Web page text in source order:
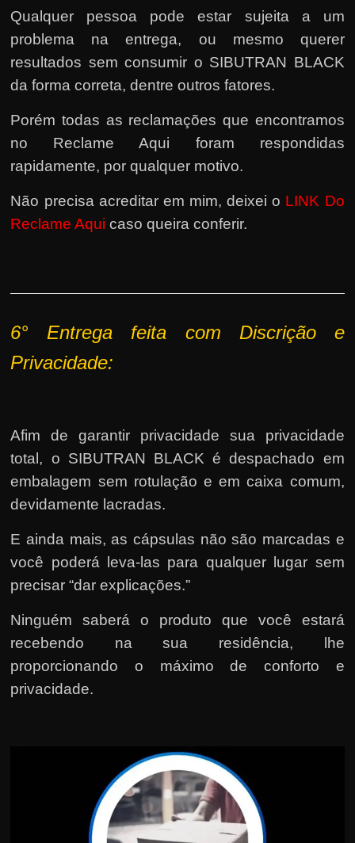
Qualquer pessoa pode estar sujeita a um
problema na entrega, ou mesmo querer
resultados sem consumir o SIBUTRAN BLACK
da forma correta, dentre outros fatores.
Porém todas as reclamações que encontramos
no Reclame Aqui foram respondidas
rapidamente, por qualquer motivo.
Não precisa acreditar em mim, deixei o LINK Do
Reclame Aqui caso queira conferir.
6° Entrega feita com Discrição e
Privacidade:
Afim de garantir privacidade sua privacidade
total, o SIBUTRAN BLACK é despachado em
embalagem sem rotulação e em caixa comum,
devidamente lacradas.
E ainda mais, as cápsulas não são marcadas e
você poderá leva-las para qualquer lugar sem
precisar “dar explicações.”
Ninguém saberá o produto que você estará
recebendo na sua residência, lhe
proporcionando o máximo de conforto e
privacidade.